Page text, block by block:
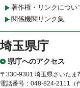
著作権・リンクについ
関係機関リンク集
埼玉県庁
県庁へのアクセス
〒330-9301 埼玉県さいた
電話番号：048-824-2111（